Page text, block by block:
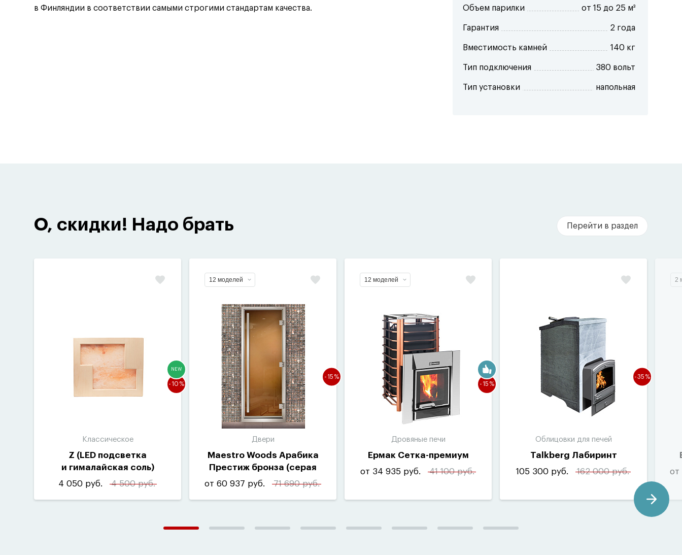
в Финляндии в соответствии самыми строгими стандартам качества.
Объем парилки от 15 до 25 м³
Гарантия 2 года
Вместимость камней 140 кг
Тип подключения 380 вольт
Тип установки напольная
О, скидки! Надо брать Перейти в раздел
NEW
-10%
Классическое
Z (LED подсветка
и гималайская соль)
4 050 руб.
4 500 руб.
12 моделей
-15%
Двери
Maestro Woods Арабика
Престиж бронза (серая
фурнитура)
от 60 937 руб. 71 690 руб.
12 моделей
-15%
Дровяные печи
Ермак Сетка-премиум
от 34 935 руб.
41 100 руб.
-35%
Облицовки для печей
Talkberg Лабиринт
105 300 руб.
162 000 руб.
2
от